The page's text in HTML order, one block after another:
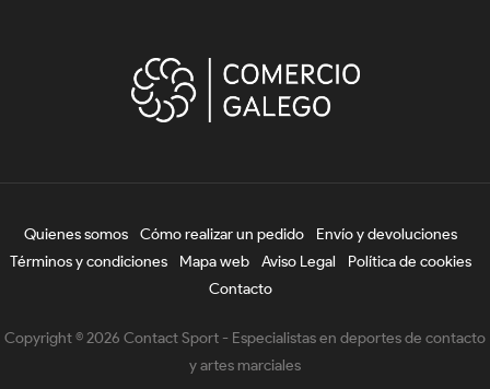
Quienes somos Cómo realizar un pedido
Envío y devoluciones
Términos y condiciones
Mapa web Aviso Legal
Política de cookies
Contacto
Copyright © 2026 Contact Sport - Especialistas en deportes de contacto
y artes marciales